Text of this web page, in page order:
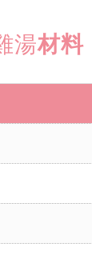
湯材料